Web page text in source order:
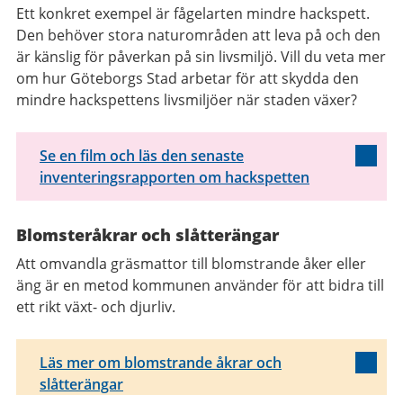
Ett konkret exempel är fågelarten mindre hackspett.
Den behöver stora naturområden att leva på och den
är känslig för påverkan på sin livsmiljö. Vill du veta mer
om hur Göteborgs Stad arbetar för att skydda den
mindre hackspettens livsmiljöer när staden växer?
Se en film och läs den senaste
inventeringsrapporten om hackspetten
Blomsteråkrar och slåtterängar
Att omvandla gräsmattor till blomstrande åker eller
äng är en metod kommunen använder för att bidra till
ett rikt växt- och djurliv.
Läs mer om blomstrande åkrar och
slåtterängar